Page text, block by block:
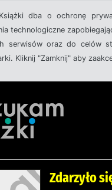
dba o ochronę
technologiczne
serwisów oraz do celów
Kliknij "Zamknij" aby
Zdarzyło